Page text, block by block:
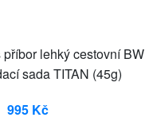
lehký cestovní BW
sada TITAN (45g)
995 Kč